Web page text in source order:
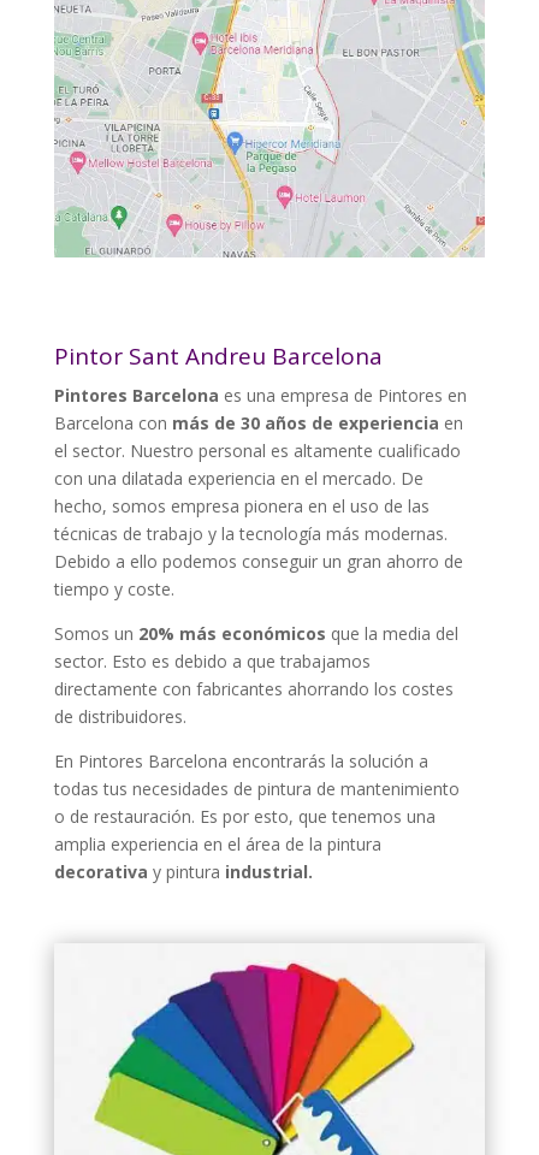
Pintor Sant Andreu Barcelona
Pintores Barcelona es una empresa de Pintores en
Barcelona con más de 30 años de experiencia en
el sector. Nuestro personal es altamente cualificado
con una dilatada experiencia en el mercado. De
hecho, somos empresa pionera en el uso de las
técnicas de trabajo y la tecnología más modernas.
Debido a ello podemos conseguir un gran ahorro de
tiempo y coste.
Somos un 20% más económicos que la media del
sector. Esto es debido a que trabajamos
directamente con fabricantes ahorrando los costes
de distribuidores.
En Pintores Barcelona encontrarás la solución a
todas tus necesidades de pintura de mantenimiento
o de restauración. Es por esto, que tenemos una
amplia experiencia en el área de la pintura
decorativa y pintura industrial.